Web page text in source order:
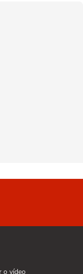
o vídeo